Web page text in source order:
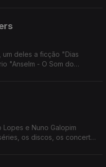
deles a ficção "Dias
"Anselm - O Som do
e Nuno Galopim
os discos, os concertos